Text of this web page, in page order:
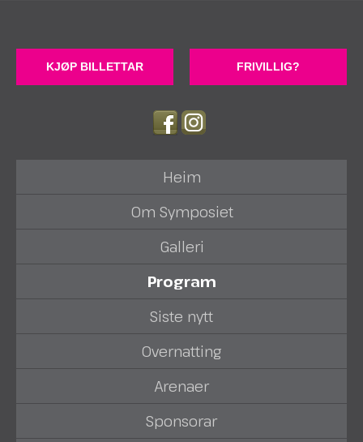
KJØP BILLETTAR FRIVILLIG?
Heim
Om Symposiet
Galleri
Program
Siste nytt
Overnatting
Arenaer
Sponsorar